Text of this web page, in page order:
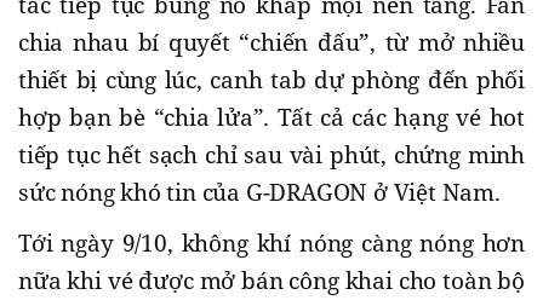
chia nhau bí quyết “chiến đấu”, từ mở nhiều
thiết bị cùng lúc, canh tab dự phòng đến phối
hợp bạn bè “chia lửa”. Tất cả các hạng vé hot
tiếp tục hết sạch chỉ sau vài phút, chứng minh
sức nóng khó tin của G-DRAGON ở Việt Nam.
Tới ngày 9/10, không khí nóng càng nóng hơn
nữa khi vé được mở bán công khai cho toàn bộ